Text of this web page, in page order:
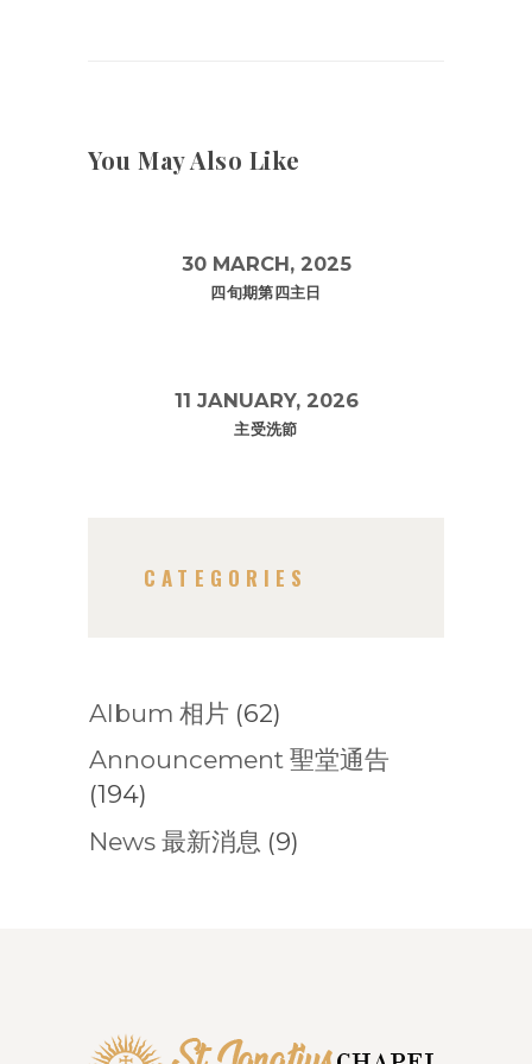
You May Also Like
30 MARCH, 2025
四旬期第四主日
11 JANUARY, 2026
主受洗節
CATEGORIES
Album 相片 (62)
Announcement 聖堂通告
(194)
News 最新消息 (9)